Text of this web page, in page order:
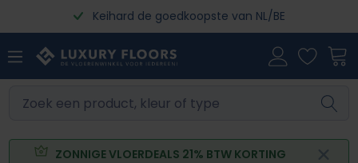
Ga naar de hoofdinhoudKeihard de goedkoopste van NL/BE
ZONNIGE VLOERDEALS 21% BTW KORTING